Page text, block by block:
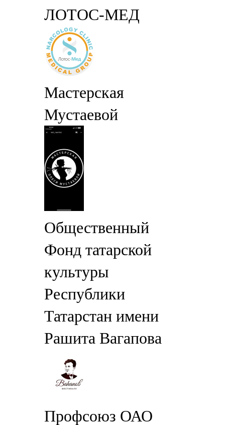
ЛОТОС-МЕД
Мастерская
Мустаевой
Общественный
Фонд татарской
культуры
Республики
Татарстан имени
Рашита Вагапова
Профсоюз ОАО